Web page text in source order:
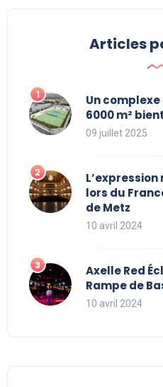
Articles
Un
6000 m²
09 juillet 2025
lors du
de Metz
10 avril 2024
Axelle Red
Rampe de
10 avril 2024